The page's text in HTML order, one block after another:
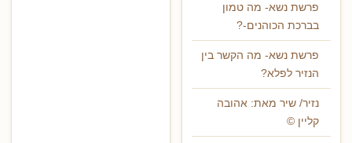
פרשת נשא- מה טמון
בברכת הכוהנים-?
פרשת נשא- מה הקשר בין
הנזיר לפלא?
נזיר/ שיר מאת: אהובה
קליין ©